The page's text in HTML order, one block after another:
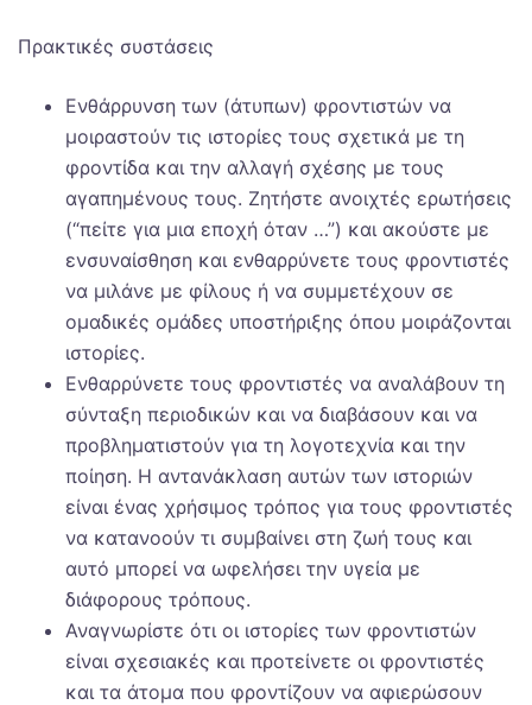
Πρακτικές συστάσεις
Ενθάρρυνση των (άτυπων) φροντιστών να
μοιραστούν τις ιστορίες τους σχετικά με τη
φροντίδα και την αλλαγή σχέσης με τους
αγαπημένους τους. Ζητήστε ανοιχτές ερωτήσεις
(“πείτε για μια εποχή όταν …”) και ακούστε με
ενσυναίσθηση και ενθαρρύνετε τους φροντιστές
να μιλάνε με φίλους ή να συμμετέχουν σε
ομαδικές ομάδες υποστήριξης όπου μοιράζονται
ιστορίες.
Ενθαρρύνετε τους φροντιστές να αναλάβουν τη
σύνταξη περιοδικών και να διαβάσουν και να
προβληματιστούν για τη λογοτεχνία και την
ποίηση. Η αντανάκλαση αυτών των ιστοριών
είναι ένας χρήσιμος τρόπος για τους φροντιστές
να κατανοούν τι συμβαίνει στη ζωή τους και
αυτό μπορεί να ωφελήσει την υγεία με
διάφορους τρόπους.
Αναγνωρίστε ότι οι ιστορίες των φροντιστών
είναι σχεσιακές και προτείνετε οι φροντιστές
και τα άτομα που φροντίζουν να αφιερώσουν